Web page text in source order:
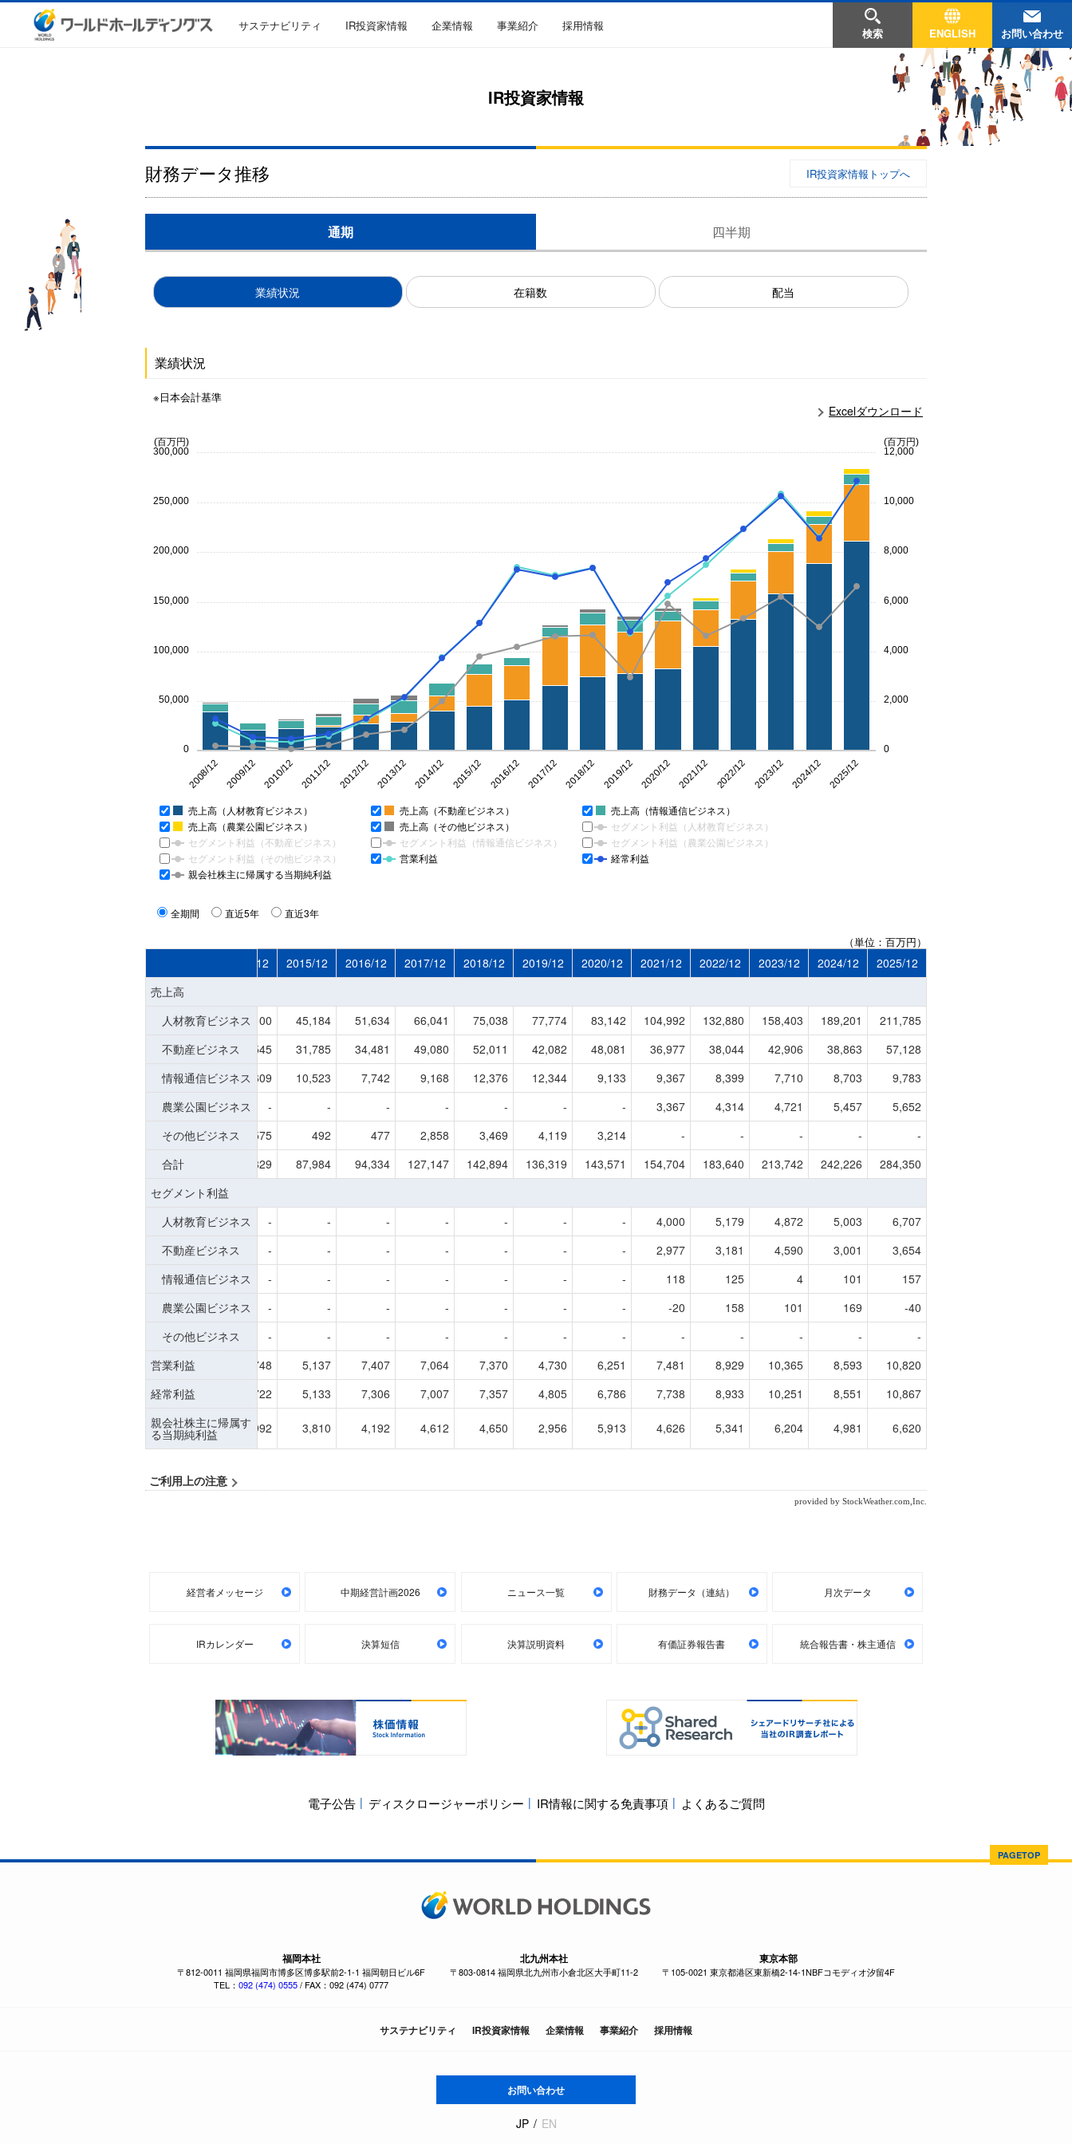
サステナビリティ IR投資家情報 企業情報 事業紹介 採用情報
検索 ENGLISH お問い合わせ
IR投資家情報
財務データ推移 IR投資家情報トップへ
経営者メッセージ 中期経営計画2026 ニュース一覧 財務データ（連結） 月次データ
IRカレンダー 決算短信 決算説明資料 有価証券報告書 統合報告書・株主通信
電子公告 ディスクロージャーポリシー IR情報に関する免責事項 よくあるご質問
PAGETOP
福岡本社
〒812-0011 福岡県福岡市博多区博多駅前2-1-1 福岡朝日ビル6F
TEL： 092 (474) 0555/ FAX：092 (474) 0777
北九州本社
〒803-0814 福岡県北九州市小倉北区大手町11-2
東京本部
〒105-0021 東京都港区東新橋2-14-1NBFコモディオ汐留4F
サステナビリティ IR投資家情報 企業情報 事業紹介 採用情報
お問い合わせ
JP EN